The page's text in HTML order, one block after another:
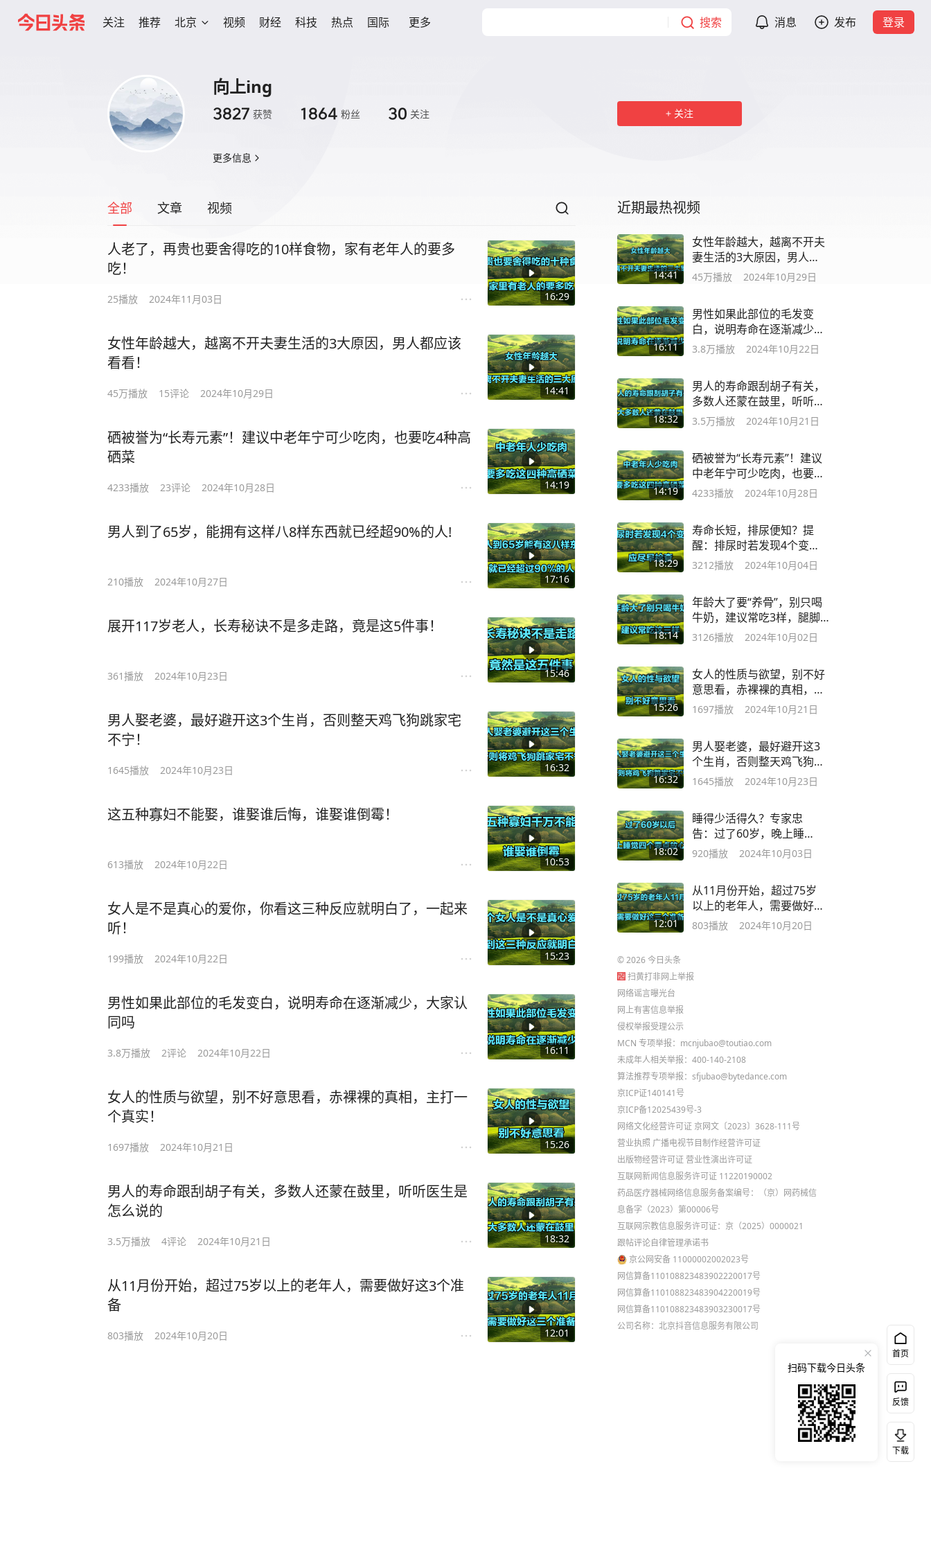
关注 推荐 北京 视频 财经 科技 热点 国际 更多 搜索 消息 发布 登录
向上ing
3827 获赞 1864 粉丝 30 关注
更多信息
关注
全部 文章 视频
16:29
人老了，再贵也要舍得吃的10样食物，家有老年人的要多
吃！
25播放 2024年11月03日
14:41
女性年龄越大，越离不开夫妻生活的3大原因，男人都应该
看看！
45万播放 15评论 2024年10月29日
14:19
硒被誉为“长寿元素”！建议中老年宁可少吃肉，也要吃4种高
硒菜
4233播放 23评论 2024年10月28日
17:16
男人到了65岁，能拥有这样八8样东西就已经超90%的人!
210播放 2024年10月27日
15:46
展开117岁老人，长寿秘诀不是多走路，竟是这5件事！
361播放 2024年10月23日
16:32
男人娶老婆，最好避开这3个生肖，否则整天鸡飞狗跳家宅
不宁！
1645播放 2024年10月23日
10:53
这五种寡妇不能娶，谁娶谁后悔，谁娶谁倒霉！
613播放 2024年10月22日
15:23
女人是不是真心的爱你，你看这三种反应就明白了，一起来
听！
199播放 2024年10月22日
16:11
男性如果此部位的毛发变白，说明寿命在逐渐减少，大家认
同吗
3.8万播放 2评论 2024年10月22日
15:26
女人的性质与欲望，别不好意思看，赤裸裸的真相，主打一
个真实！
1697播放 2024年10月21日
18:32
男人的寿命跟刮胡子有关，多数人还蒙在鼓里，听听医生是
怎么说的
3.5万播放 4评论 2024年10月21日
12:01
从11月份开始，超过75岁以上的老年人，需要做好这3个准
备
803播放 2024年10月20日
近期最热视频
14:41
女性年龄越大，越离不开夫
妻生活的3大原因，男人都
应该看看！
45万播放 2024年10月29日
16:11
男性如果此部位的毛发变
白，说明寿命在逐渐减少，
大家认同吗
3.8万播放 2024年10月22日
18:32
男人的寿命跟刮胡子有关，
多数人还蒙在鼓里，听听医
生是怎么说的
3.5万播放 2024年10月21日
14:19
硒被誉为“长寿元素”！建议
中老年宁可少吃肉，也要吃
4种高硒菜
4233播放 2024年10月28日
18:29
寿命长短，排尿便知？提
醒：排尿时若发现4个变
化，应尽早检查
3212播放 2024年10月04日
18:14
年龄大了要“养骨”，别只喝
牛奶，建议常吃3样，腿脚
有劲身体好
3126播放 2024年10月02日
15:26
女人的性质与欲望，别不好
意思看，赤裸裸的真相，主
打一个真实！
1697播放 2024年10月21日
16:32
男人娶老婆，最好避开这3
个生肖，否则整天鸡飞狗跳
家宅不宁！
1645播放 2024年10月23日
18:02
睡得少活得久？专家忠
告：过了60岁，晚上睡觉
四个要点放心上
920播放 2024年10月03日
12:01
从11月份开始，超过75岁
以上的老年人，需要做好
这3个准备
803播放 2024年10月20日
©2026今日头条
扫黄打非网上举报
网络谣言曝光台
网上有害信息举报
侵权举报受理公示
MCN 专项举报：mcnjubao@toutiao.com
未成年人相关举报：400-140-2108
算法推荐专项举报：sfjubao@bytedance.com
京ICP证140141号
京ICP备12025439号-3
网络文化经营许可证 京网文〔2023〕3628-111号
营业执照 广播电视节目制作经营许可证
出版物经营许可证 营业性演出许可证
互联网新闻信息服务许可证 11220190002
药品医疗器械网络信息服务备案编号：（京）网药械信
息备字（2023）第00006号
互联网宗教信息服务许可证：京（2025）0000021
跟帖评论自律管理承诺书
京公网安备 11000002002023号
网信算备110108823483902220017号
网信算备110108823483904220019号
网信算备110108823483903230017号
公司名称：北京抖音信息服务有限公司
首页
反馈
下载
扫码下载今日头条